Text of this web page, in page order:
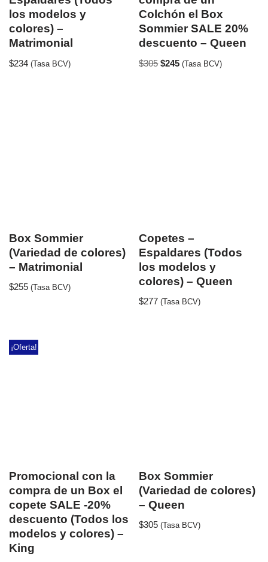
los modelos y
colores) –
Matrimonial
$234 (Tasa BCV)
Colchón el Box
Sommier SALE 20%
descuento – Queen
$305 $245 (Tasa BCV)
Box Sommier
(Variedad de colores)
– Matrimonial
$255 (Tasa BCV)
Copetes –
Espaldares (Todos
los modelos y
colores) – Queen
$277 (Tasa BCV)
¡Oferta!
Promocional con la
compra de un Box el
copete SALE -20%
descuento (Todos los
modelos y colores) –
King
Box Sommier
(Variedad de colores)
– Queen
$305 (Tasa BCV)